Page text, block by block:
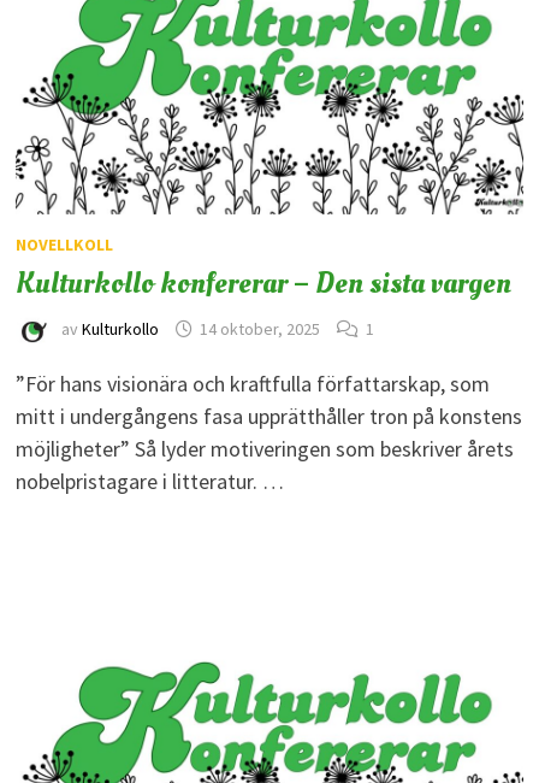
NOVELLKOLL
Kulturkollo konfererar – Den sista vargen
av Kulturkollo 14 oktober, 2025 1
”För hans visionära och kraftfulla författarskap, som
mitt i undergångens fasa upprätthåller tron på konstens
möjligheter” Så lyder motiveringen som beskriver årets
nobelpristagare i litteratur. …